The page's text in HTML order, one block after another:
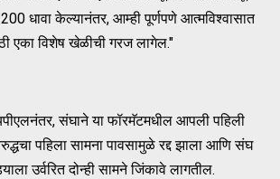
धावा केल्यानंतर, आम्ही पूर्णपणे आत्मविश्वासात
एका विशेष खेळीची गरज लागेल."
संघाने या फॉरमॅटमधील आपली पहिली
पहिला सामना पावसामुळे रद्द झाला आणि संघ
उर्वरित दोन्ही सामने जिंकावे लागतील.